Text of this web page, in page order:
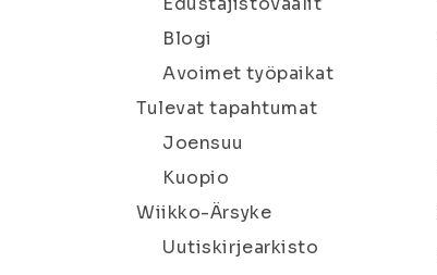
Blogi
Avoimet työpaikat
Tulevat tapahtumat
Joensuu
Kuopio
Wiikko-Ärsyke
Uutiskirjearkisto